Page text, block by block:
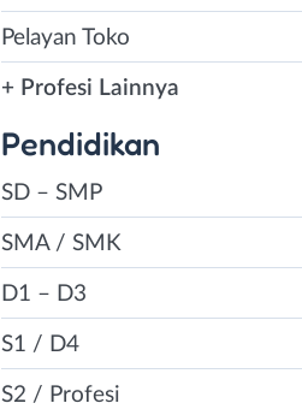
Pelayan Toko
+ Profesi Lainnya
Pendidikan
SD – SMP
SMA / SMK
D1 – D3
S1 / D4
S2 / Profesi